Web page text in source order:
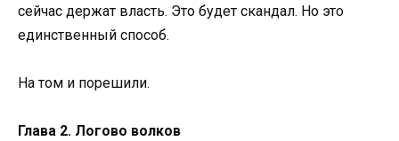
сейчас держат власть. Это будет скандал. Но это
единственный способ.
На том и порешили.
Глава 2. Логово волков